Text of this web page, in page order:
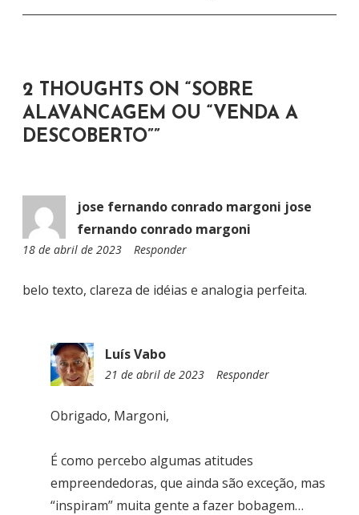
E
P
O
2 THOUGHTS ON “ SOBRE
ALAVANCAGEM OU “VENDA A
DESCOBERTO””
jose fernando conrado margoni jose
fernando conrado margoni
18 de abril de 2023
0
:
Responder
belo texto, clareza de idéias e analogia perfeita.
Luís Vabo
21 de abril de 2023
1Responder
Obrigado, Margoni,
É como percebo algumas atitudes
empreendedoras, que ainda são exceção, mas
“inspiram” muita gente a fazer bobagem…